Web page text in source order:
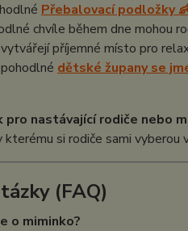
Přebalovací podložky
chvíle během dne mohou
příjemné místo pro
dětské župany se
nastávající rodiče nebo
kterému si rodiče sami
(FAQ)
o miminko?